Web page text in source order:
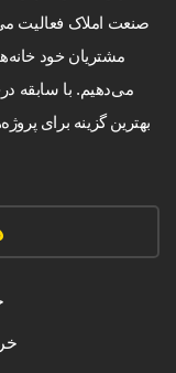
صنعت املاک فعالیت
مشتریان خود
می‌دهیم. با سابقه
بهترین گزینه برای